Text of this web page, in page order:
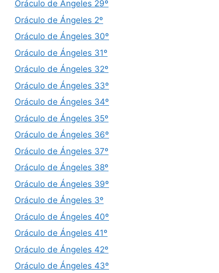
Oráculo de Ángeles 29º
Oráculo de Ángeles 2º
Oráculo de Ángeles 30º
Oráculo de Ángeles 31º
Oráculo de Ángeles 32º
Oráculo de Ángeles 33º
Oráculo de Ángeles 34º
Oráculo de Ángeles 35º
Oráculo de Ángeles 36º
Oráculo de Ángeles 37º
Oráculo de Ángeles 38º
Oráculo de Ángeles 39º
Oráculo de Ángeles 3º
Oráculo de Ángeles 40º
Oráculo de Ángeles 41º
Oráculo de Ángeles 42º
Oráculo de Ángeles 43º